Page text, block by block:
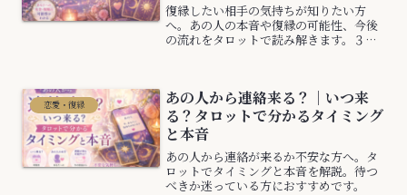
復縁したい相手の気持ちが知りたい方
へ。あの人の本音や復縁の可能性、今後
の流れをタロットで読み解きます。３択
恋愛・復縁
あの人から連絡来る？｜いつ来
る？タロットで分かるタイミング
と本音
あの人から連絡が来るか不安な方へ。タ
ロットでタイミングと本音を解説。待つ
べきか迷っている方におすすめです。